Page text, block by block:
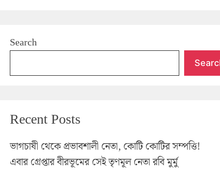
Search
Recent Posts
ভাগচাষী থেকে প্রভাবশালী নেতা, কোটি কোটির সম্পত্তি!
এবার গ্রেপ্তার বীরভূমের সেই তৃণমূল নেতা রবি মুর্মু